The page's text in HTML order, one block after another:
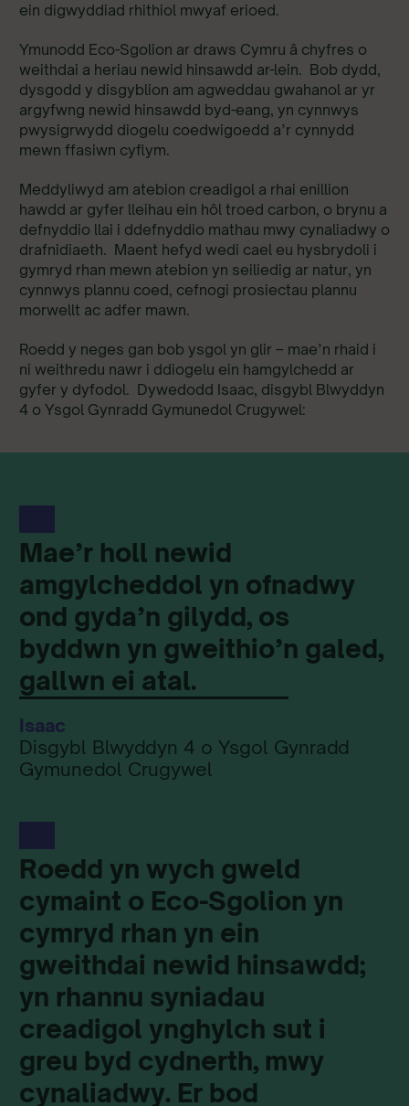
ein digwyddiad rhithiol mwyaf erioed.
Ymunodd Eco-Sgolion ar draws Cymru â chyfres o
weithdai a heriau newid hinsawdd ar-lein. Bob dydd,
dysgodd y disgyblion am agweddau gwahanol ar yr
argyfwng newid hinsawdd byd-eang, yn cynnwys
pwysigrwydd diogelu coedwigoedd a’r cynnydd
mewn ffasiwn cyflym.
Meddyliwyd am atebion creadigol a rhai enillion
hawdd ar gyfer lleihau ein hôl troed carbon, o brynu a
defnyddio llai i ddefnyddio mathau mwy cynaliadwy o
drafnidiaeth. Maent hefyd wedi cael eu hysbrydoli i
gymryd rhan mewn atebion yn seiliedig ar natur, yn
cynnwys plannu coed, cefnogi prosiectau plannu
morwellt ac adfer mawn.
Roedd y neges gan bob ysgol yn glir – mae’n rhaid i
ni weithredu nawr i ddiogelu ein hamgylchedd ar
gyfer y dyfodol. Dywedodd Isaac, disgybl Blwyddyn
4 o Ysgol Gynradd Gymunedol Crugywel:
Mae’r holl newid
amgylcheddol yn ofnadwy
ond gyda’n gilydd, os
byddwn yn gweithio’n galed,
gallwn ei atal.
Isaac
Disgybl Blwyddyn 4 o Ysgol Gynradd
Gymunedol Crugywel
Roedd yn wych gweld
cymaint o Eco-Sgolion yn
cymryd rhan yn ein
gweithdai newid hinsawdd;
yn rhannu syniadau
creadigol ynghylch sut i
greu byd cydnerth, mwy
cynaliadwy. Er bod